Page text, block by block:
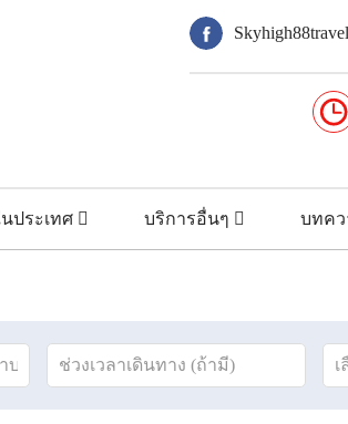
Skyhigh88travel
ประเทศ บริการอื่นๆ บทคว